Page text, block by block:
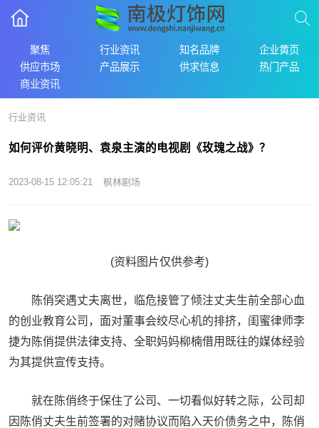
聚焦 行业资讯 知名品牌
企业黄页
供应市场
产品展示 供求信息
热门产品
商业资讯
行业资讯
如何评价黄晓明、袁泉主演的电视剧《玫瑰之战》？
2023-08-15 12:05:21 枫林剧场
(资料图片仅供参考)
陈俏突遇丈夫离世，临危接管了倾注丈夫生前全部心血
的创业教育公司，面对董事会绞尽心机的排挤，闺蜜律师李
捷为陈俏提供法律支持、全职妈妈柳楠借用既往的媒体经验
为其提供宣传支持。
就在陈俏终于保住了公司、一切看似好转之际，公司却
因陈俏丈夫生前签署的对赌协议而陷入天价债务之中，陈俏